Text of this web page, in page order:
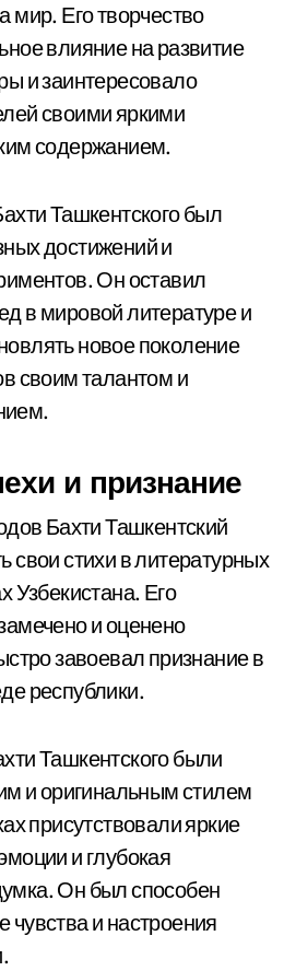
мир. Его творчество
влияние на развитие
и заинтересовало
своими яркими
содержанием.
Ташкентского был
достижений и
Он оставил
в мировой литературе и
новое поколение
своим талантом и
и признание
Бахти Ташкентский
свои стихи в литературных
Узбекистана. Его
и оценено
завоевал признание в
республики.
Ташкентского были
и оригинальным стилем
присутствовали яркие
и глубокая
Он был способен
чувства и настроения